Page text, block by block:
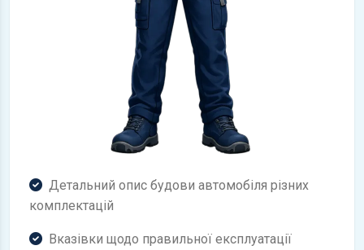
Детальний опис будови автомобіля різних
комплектацій
Вказівки щодо правильної експлуатації